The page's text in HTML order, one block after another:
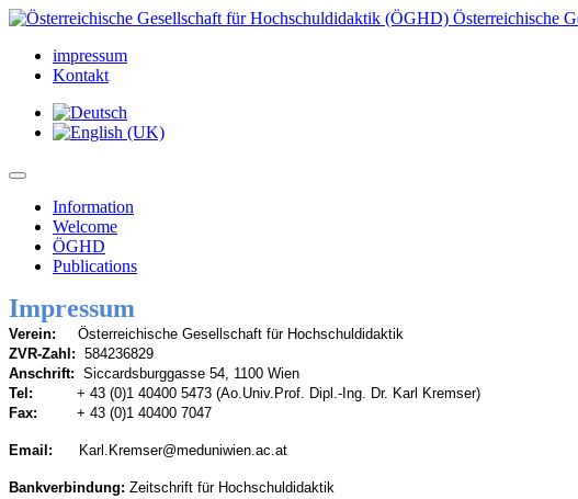
Österreichische
impressum
Kontakt
Information
Welcome
ÖGHD
Publications
Impressum
Verein:
Österreichische Gesellschaft für Hochschuldidaktik
ZVR-Zahl: 584236829
Anschrift: Siccardsburggasse 54, 1100 Wien
Tel:
+ 43 (0)1 40400 5473 (Ao.Univ.Prof. Dipl.-Ing. Dr. Karl Kremser)
Fax:
+ 43 (0)1 40400 7047
Email:
Bankverbindung: Zeitschrift für Hochschuldidaktik